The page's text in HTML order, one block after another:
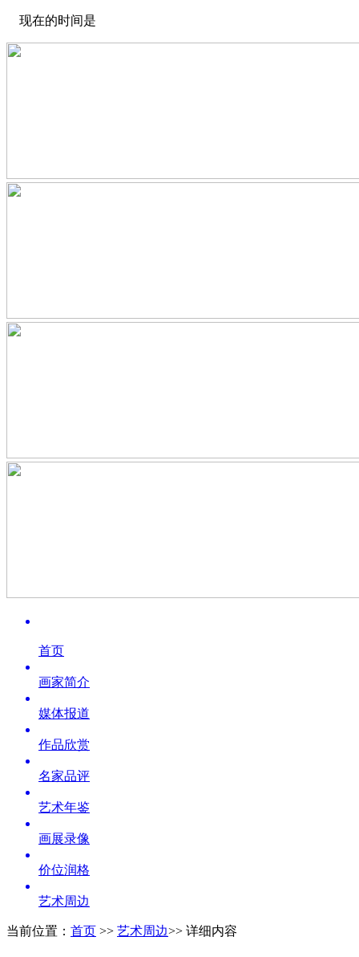
现在的时间是
首页
画家简介
媒体报道
作品欣赏
名家品评
艺术年鉴
画展录像
价位润格
艺术周边
当前位置： 首页 >> 艺术周边>> 详细内容